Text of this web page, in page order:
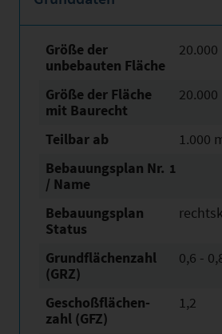
Größe der
unbebauten Fläche
20.000
Größe der Fläche
mit Baurecht
20.000
Teilbar ab
1.000
Bebauungsplan Nr.
/ Name
1
Bebauungsplan
Status
Grundflächen­zahl
(GRZ)
0,6 -
Geschoßflächen­
zahl (GFZ)
1,2